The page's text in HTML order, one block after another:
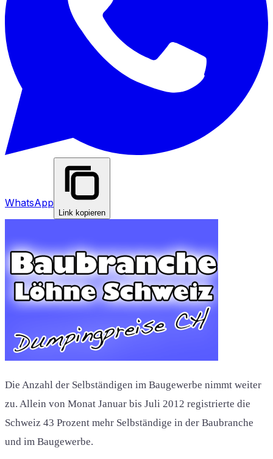
WhatsApp
Link kopieren
Die Anzahl der Selbständigen im Baugewerbe nimmt weiter
zu. Allein von Monat Januar bis Juli 2012 registrierte die
Schweiz 43 Prozent mehr Selbständige in der Baubranche
und im Baugewerbe.